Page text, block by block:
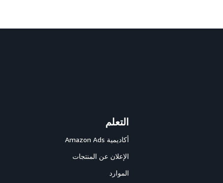
التعلم
أكاديمية Amazon Ads
الإعلان عن المنتجات
الموارد